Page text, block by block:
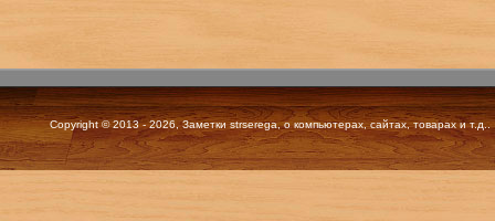
Copyright © 2013 - 2026, Заметки strserega, о компьютерах, сайтах, товарах и т.д..